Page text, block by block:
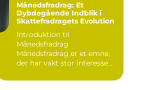
Månedsfradrag: Et
Dybdegående Indblik i
Skattefradragets Evolution
Introduktion til
Månedsfradrag
Månedsfradrag er et emne,
der har vakt stor interesse